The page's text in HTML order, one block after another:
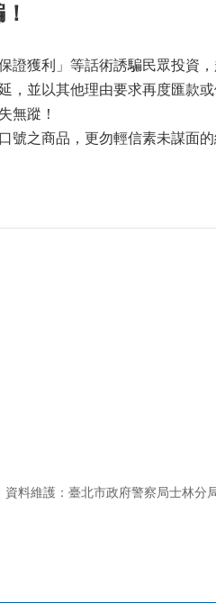
獲利」等話術誘騙民眾投資
並以其他理由要求再度匯款
無蹤！
之商品，更勿輕信素未謀面
資料維護：臺北市政府警察局士林分